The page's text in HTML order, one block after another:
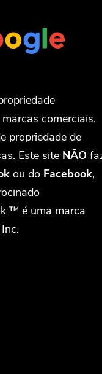
comerciais,
propriedade de
Este site NÃO
ou do Facebook,
™ é uma marca